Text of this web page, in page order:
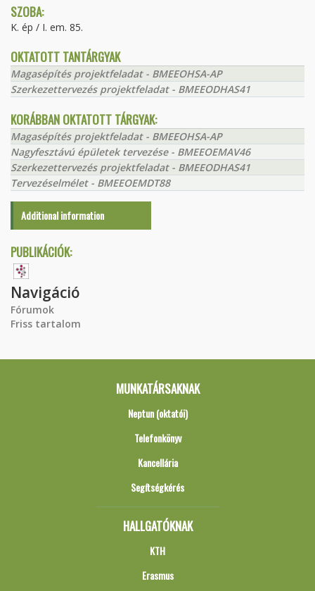
SZOBA:
K. ép / I. em. 85.
OKTATOTT TANTÁRGYAK
Magasépítés projektfeladat - BMEEOHSA-AP
Szerkezettervezés projektfeladat - BMEEODHAS41
KORÁBBAN OKTATOTT TÁRGYAK:
Magasépítés projektfeladat - BMEEOHSA-AP
Nagyfesztávú épületek tervezése - BMEEOEMAV46
Szerkezettervezés projektfeladat - BMEEODHAS41
Tervezéselmélet - BMEEOEMDT88
Additional information
PUBLIKÁCIÓK:
Navigáció
Fórumok
Friss tartalom
MUNKATÁRSAKNAK
Neptun (oktatói)
Telefonkönyv
Kancellária
Segítségkérés
HALLGATÓKNAK
KTH
Erasmus